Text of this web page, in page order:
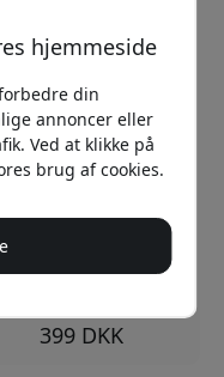
USB-C Snap Hub
Neo, 6-i-1
microSD og 45 W
- Indigo
vigtige porte
60 Hz HDMI-udgang
399 DKK
hjemmeside
din
annoncer eller
Ved at klikke på
brug af cookies.